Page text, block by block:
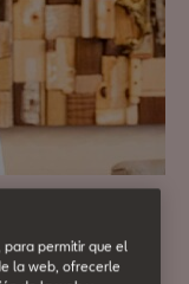
para permitir que el
la web, ofrecerle